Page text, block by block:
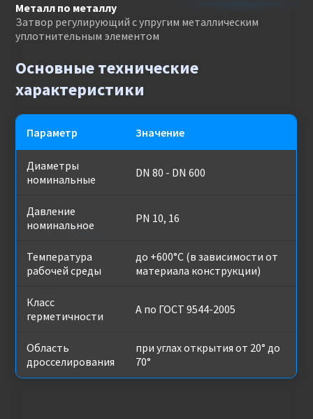
Металл по металлу
Затвор регулирующий с упругим металлическим
уплотнительным элементом
Основные технические
характеристики
Параметр Значение
Диаметры
номинальные
DN 80 - DN 600
Давление
номинальное
PN 10, 16
Температура
рабочей среды
до +600°C (в зависимости от
материала конструкции)
Класс
герметичности
А по ГОСТ 9544-2005
Область
дросселирования
при углах открытия от 20° до
70°